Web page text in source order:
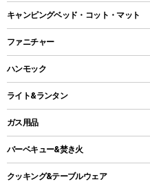
ツールームテント
ワンポールテント
シェルターテント
ロッジ型・オリジナルテント
タープ
レクタングラー型（封筒型）シュラフ
インナーシュラフ
キャンピングベッド・コット・マット
キャンピングベッド・コット
インフレータブルマット
ファニチャー
アウトドアテーブル
レジャーシート
ハンモック
ライト&ランタン
LEDランタン
ガスランタン
オイルランタン
ガス用品
ガスバーナー
バーベキュー&焚き火
バーベキューコンロ、グリル
クッキング&テーブルウェア